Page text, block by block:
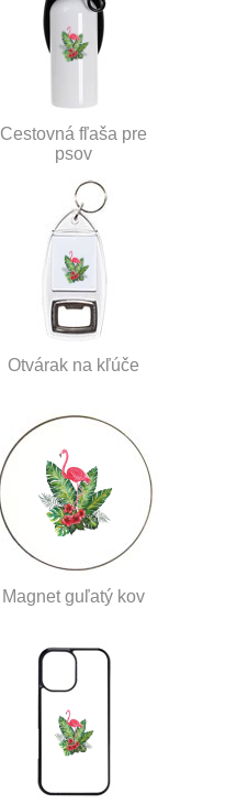
Cestovná fľaša pre
psov
Otvárak na kľúče
Magnet guľatý kov